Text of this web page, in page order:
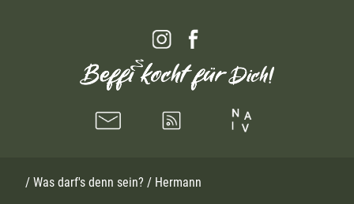
/ Was darf's denn sein? / Hermann